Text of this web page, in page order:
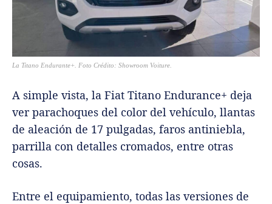
La Titano Endurante+. Foto Crédito: Showroom Voiture.
A simple vista, la Fiat Titano Endurance+ deja
ver parachoques del color del vehículo, llantas
de aleación de 17 pulgadas, faros antiniebla,
parrilla con detalles cromados, entre otras
cosas.
Entre el equipamiento, todas las versiones de